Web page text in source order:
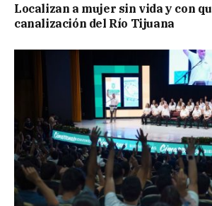
Localizan a mujer sin vida y con
canalización del Río Tijuana